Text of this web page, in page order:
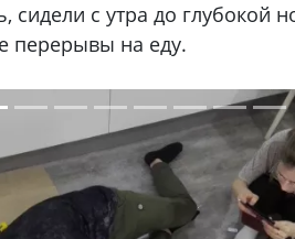
сидели с утра до глубокой
перерывы на еду.